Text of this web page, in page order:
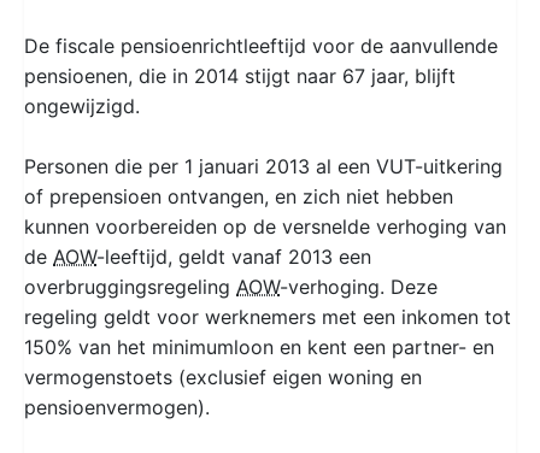
De fiscale pensioenrichtleeftijd voor de aanvullende
pensioenen, die in 2014 stijgt naar 67 jaar, blijft
ongewijzigd.
Personen die per 1 januari 2013 al een VUT-uitkering
of prepensioen ontvangen, en zich niet hebben
kunnen voorbereiden op de versnelde verhoging van
de AOW-leeftijd, geldt vanaf 2013 een
overbruggingsregeling AOW-verhoging. Deze
regeling geldt voor werknemers met een inkomen tot
150% van het minimumloon en kent een partner- en
vermogenstoets (exclusief eigen woning en
pensioenvermogen).